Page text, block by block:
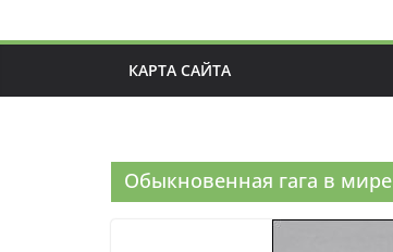
КАРТА САЙТА
Обыкновенная гага в мире